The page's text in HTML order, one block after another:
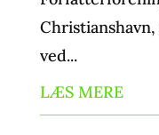
ved...
LÆS MERE